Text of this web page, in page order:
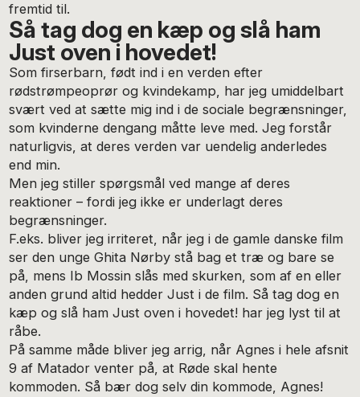
fremtid til.
Så tag dog en kæp og slå ham
Just oven i hovedet!
Som firserbarn, født ind i en verden efter
rødstrømpeoprør og kvindekamp, har jeg umiddelbart
svært ved at sætte mig ind i de sociale begrænsninger,
som kvinderne dengang måtte leve med. Jeg forstår
naturligvis, at deres verden var uendelig anderledes
end min.
Men jeg stiller spørgsmål ved mange af deres
reaktioner – fordi jeg ikke er underlagt deres
begrænsninger.
F.eks. bliver jeg irriteret, når jeg i de gamle danske film
ser den unge Ghita Nørby stå bag et træ og bare se
på, mens Ib Mossin slås med skurken, som af en eller
anden grund altid hedder Just i de film. Så tag dog en
kæp og slå ham Just oven i hovedet! har jeg lyst til at
råbe.
På samme måde bliver jeg arrig, når Agnes i hele afsnit
9 af Matador venter på, at Røde skal hente
kommoden. Så bær dog selv din kommode, Agnes!